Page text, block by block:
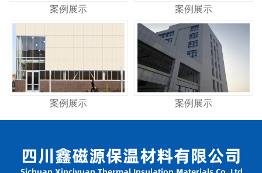
案例展示 案例展示
案例展示 案例展示